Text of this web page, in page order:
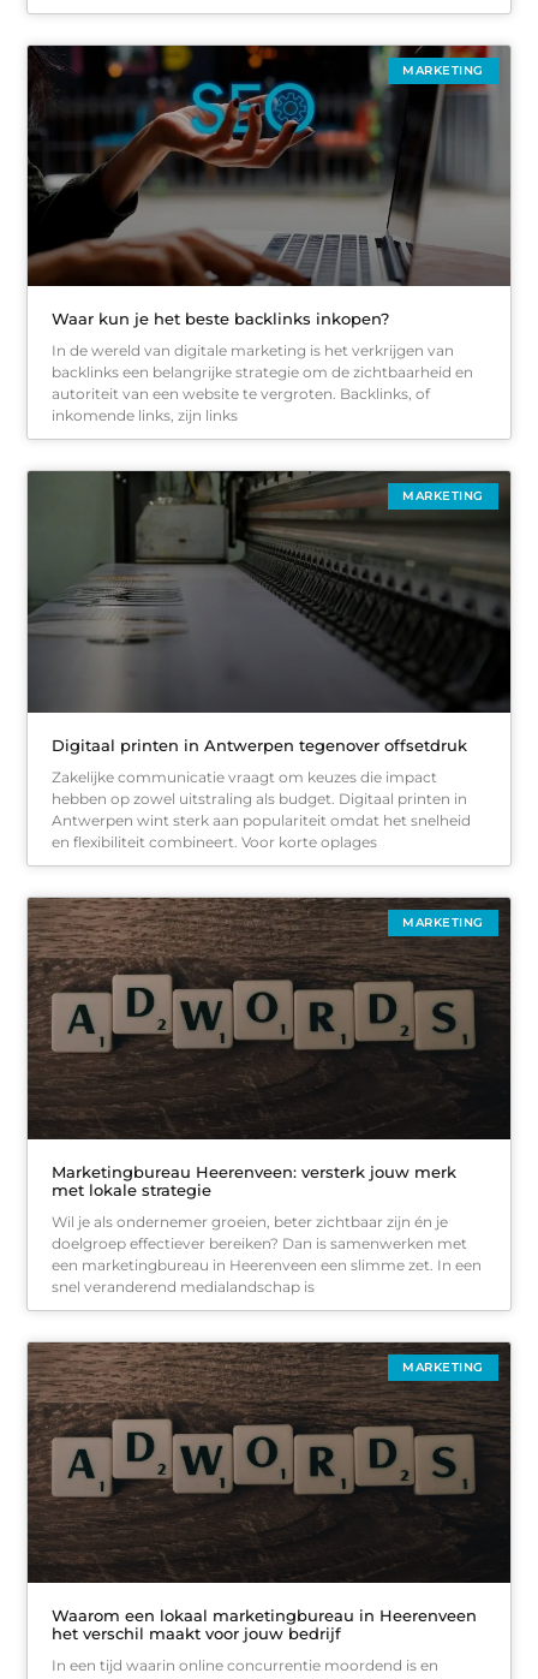
MARKETING
Waar kun je het beste backlinks inkopen?
In de wereld van digitale marketing is het verkrijgen van
backlinks een belangrijke strategie om de zichtbaarheid en
autoriteit van een website te vergroten. Backlinks, of
inkomende links, zijn links
MARKETING
Digitaal printen in Antwerpen tegenover offsetdruk
Zakelijke communicatie vraagt om keuzes die impact
hebben op zowel uitstraling als budget. Digitaal printen in
Antwerpen wint sterk aan populariteit omdat het snelheid
en flexibiliteit combineert. Voor korte oplages
MARKETING
Marketingbureau Heerenveen: versterk jouw merk
met lokale strategie
Wil je als ondernemer groeien, beter zichtbaar zijn én je
doelgroep effectiever bereiken? Dan is samenwerken met
een marketingbureau in Heerenveen een slimme zet. In een
snel veranderend medialandschap is
MARKETING
Waarom een lokaal marketingbureau in Heerenveen
het verschil maakt voor jouw bedrijf
In een tijd waarin online concurrentie moordend is en